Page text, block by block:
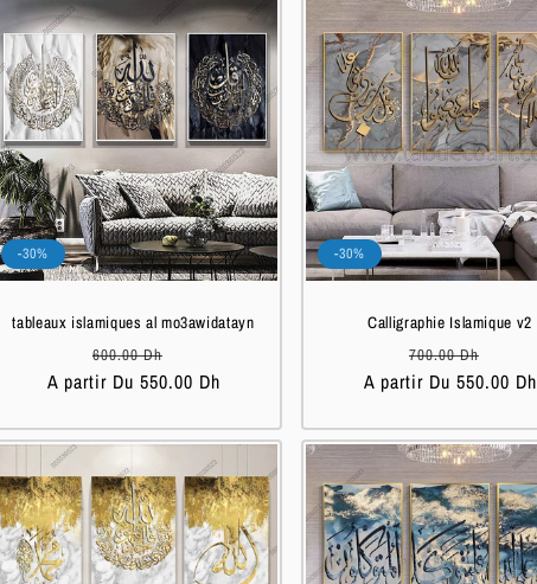
-30%
tableaux islamiques al mo3awidatayn
Prix
habituel
600.00 Dh
soldé
A partir Du 550.00 Dh
-30%
Calligraphie Islamique v2
Prix
habituel
700.00 Dh
soldé
A partir Du 550.00 Dh